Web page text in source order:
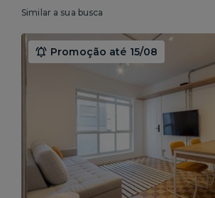
Similar a sua busca
Promoção até 15/08